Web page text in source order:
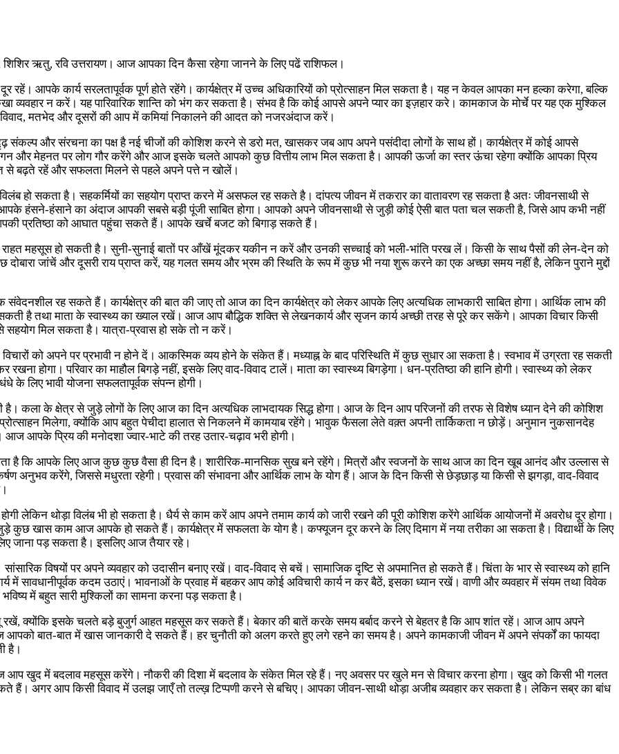
शिशिर ऋतु, रवि उत्तरायण। आज आपका दिन कैसा रहेगा जानने के लिए पढें राशिफल।
रहें। आपके कार्य सरलतापूर्वक पूर्ण होते रहेंगे। कार्यक्षेत्र में उच्च अधिकारियों को प्रोत्साहन मिल सकता है। यह न केवल आपका मन हल्का करेगा, बल्कि
व्यवहार न करें। यह पारिवारिक शान्ति को भंग कर सकता है। संभव है कि कोई आपसे अपने प्यार का इज़हार करे। कामकाज के मोर्चे पर यह एक मुश्किल
विवाद, मतभेद और दूसरों की आप में कमियां निकालने की आदत को नजरअंदाज करें।
और संरचना का पक्ष है नई चीजों की कोशिश करने से डरो मत, खासकर जब आप अपने पसंदीदा लोगों के साथ हों। कार्यक्षेत्र में कोई आपसे
और मेहनत पर लोग गौर करेंगे और आज इसके चलते आपको कुछ वित्तीय लाभ मिल सकता है। आपकी ऊर्जा का स्तर ऊंचा रहेगा क्योंकि आपका प्रिय
से बढ़ते रहें और सफलता मिलने से पहले अपने पत्ते न खोलें।
हो सकता है। सहकर्मियों का सहयोग प्राप्त करने में असफल रह सकते है। दांपत्य जीवन में तकरार का वातावरण रह सकता है अतः जीवनसाथी से
हंसाने का अंदाज आपकी सबसे बड़ी पूंजी साबित होगा। आपको अपने जीवनसाथी से जुड़ी कोई ऐसी बात पता चल सकती है, जिसे आप कभी नहीं
प्रतिष्ठा को आघात पहुंचा सकते हैं। आपके खर्चे बजट को बिगाड़ सकते हैं।
महसूस हो सकती है। सुनी-सुनाई बातों पर आँखें मूंदकर यकीन न करें और उनकी सच्चाई को भली-भांति परख लें। किसी के साथ पैसों की लेन-देन को
जांचें और दूसरी राय प्राप्त करें, यह गलत समय और भ्रम की स्थिति के रूप में कुछ भी नया शुरू करने का एक अच्छा समय नहीं है, लेकिन पुराने मुद्दों
रह सकते हैं। कार्यक्षेत्र की बात की जाए तो आज का दिन कार्यक्षेत्र को लेकर आपके लिए अत्यधिक लाभकारी साबित होगा। आर्थिक लाभ की
सकती है तथा माता के स्वास्थ्य का ख्याल रखें। आज आप बौद्धिक शक्ति से लेखनकार्य और सृजन कार्य अच्छी तरह से पूरे कर सकेंगे। आपका विचार किसी
से सहयोग मिल सकता है। यात्रा-प्रवास हो सके तो न करें।
को अपने पर प्रभावी न होने दें। आकस्मिक व्यय होने के संकेत हैं। मध्याह्न के बाद परिस्थिति में कुछ सुधार आ सकता है। स्वभाव में उग्रता रह सकती
परिवार का माहौल बिगड़े नहीं, इसके लिए वाद-विवाद टालें। माता का स्वास्थ्य बिगड़ेगा। धन-प्रतिष्ठा की हानि होगी। स्वास्थ्य को लेकर
के लिए भावी योजना सफलतापूर्वक संपन्न होगी।
कला के क्षेत्र से जुड़े लोगों के लिए आज का दिन अत्यधिक लाभदायक सिद्ध होगा। आज के दिन आप परिजनों की तरफ से विशेष ध्यान देने की कोशिश
मिलेगा, क्योंकि आप बहुत पेचीदा हालात से निकलने में कामयाब रहेंगे। भावुक फैसला लेते वक़्त अपनी तार्किकता न छोड़ें। अनुमान नुकसानदेह
आपके प्रिय की मनोदशा ज्वार-भाटे की तरह उतार-चढ़ाव भरी होगी।
है कि आपके लिए आज कुछ कुछ वैसा ही दिन है। शारीरिक-मानसिक सुख बने रहेंगे। मित्रों और स्वजनों के साथ आज का दिन खूब आनंद और उल्लास से
अनुभव करेंगे, जिससे मधुरता रहेगी। प्रवास की संभावना और आर्थिक लाभ के योग हैं। आज के दिन किसी से छेड़छाड़ या किसी से झगड़ा, वाद-विवाद
लेकिन थोड़ा विलंब भी हो सकता है। धैर्य से काम करें आप अपने तमाम कार्य को जारी रखने की पूरी कोशिश करेंगे आर्थिक आयोजनों में अवरोध दूर होगा।
से जुड़े कुछ खास काम आज आपके हो सकते हैं। कार्यक्षेत्र में सफलता के योग है। कफ्यूजन दूर करने के लिए दिमाग में नया तरीका आ सकता है। विद्यार्थी के लिए
जाना पड़ सकता है। इसलिए आज तैयार रहे।
विषयों पर अपने व्यवहार को उदासीन बनाए रखें। वाद-विवाद से बचें। सामाजिक दृष्टि से अपमानित हो सकते हैं। चिंता के भार से स्वास्थ्य को हानि
में सावधानीपूर्वक कदम उठाएं। भावनाओं के प्रवाह में बहकर आप कोई अविचारी कार्य न कर बैठें, इसका ध्यान रखें। वाणी और व्यवहार में संयम तथा विवेक
में बहुत सारी मुश्किलों का सामना करना पड़ सकता है।
रखें, क्योंकि इसके चलते बड़े बुजुर्ग आहत महसूस कर सकते हैं। बेकार की बातें करके समय बर्बाद करने से बेहतर है कि आप शांत रहें। आज आप अपने
बात-बात में खास जानकारी दे सकते हैं। हर चुनौती को अलग करते हुए लगे रहने का समय है। अपने कामकाजी जीवन में अपने संपर्कों का फायदा
है।
आप खुद में बदलाव महसूस करेंगे। नौकरी की दिशा में बदलाव के संकेत मिल रहे हैं। नए अवसर पर खुले मन से विचार करना होगा। खुद को किसी भी गलत
अगर आप किसी विवाद में उलझ जाएँ तो तल्ख़ टिप्पणी करने से बचिए। आपका जीवन-साथी थोड़ा अजीब व्यवहार कर सकता है। लेकिन सब्र का बांध